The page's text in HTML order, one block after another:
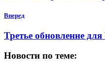
Вперед
Третье обновление
Новости по теме: